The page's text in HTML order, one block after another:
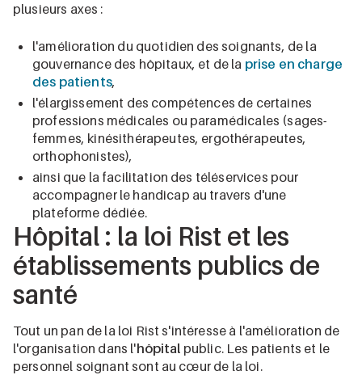
plusieurs axes :
l'amélioration du quotidien des soignants, de la
gouvernance des hôpitaux, et de la prise en charge
des patients,
l'élargissement des compétences de certaines
professions médicales ou paramédicales (sages-
femmes, kinésithérapeutes, ergothérapeutes,
orthophonistes),
ainsi que la facilitation des téléservices pour
accompagner le handicap au travers d'une
plateforme dédiée.
Hôpital : la loi Rist et les
établissements publics de
santé
Tout un pan de la loi Rist s'intéresse à l'amélioration de
l'organisation dans l'hôpital public. Les patients et le
personnel soignant sont au cœur de la loi.